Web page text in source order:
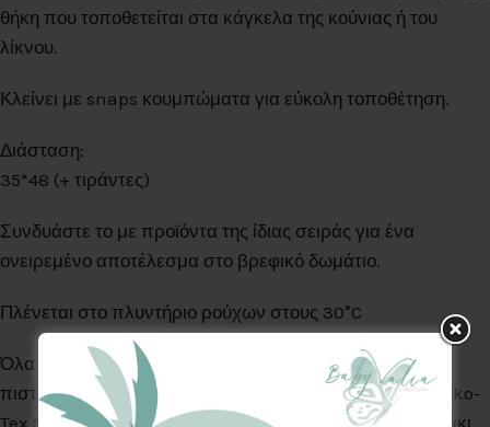
θήκη που τοποθετείται στα κάγκελα της κούνιας ή του
λίκνου.
Κλείνει με snaps κουμπώματα για εύκολη τοποθέτηση.
Διάσταση:
35*48 (+ τιράντες)
Συνδυάστε το με προϊόντα της ίδιας σειράς για ένα
ονειρεμένο αποτέλεσμα στο βρεφικό δωμάτιο.
Πλένεται στο πλυντήριο ρούχων στους 30°C
Όλα τα Υφάσματα της συλλογής μας είναι ελεγμένα &
πιστοποιημένα για βλαβερές ουσίες σύμφωνα με το Oeko-
Tex Standard 100, κατάλληλα για το ευαίσθητο δερματάκι